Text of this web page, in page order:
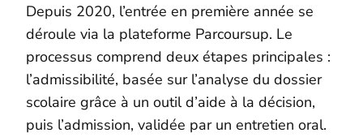
Depuis 2020, l’entrée en première année se
déroule via la plateforme Parcoursup. Le
processus comprend deux étapes principales :
l’admissibilité, basée sur l’analyse du dossier
scolaire grâce à un outil d’aide à la décision,
puis l’admission, validée par un entretien oral.